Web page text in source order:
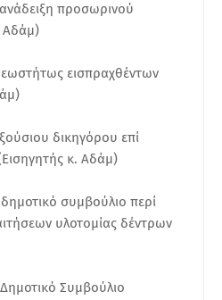
προσωρινού
Αδάμ)
εισπραχθέντων
δικηγόρου επί
κ. Αδάμ)
συμβούλιο περί
υλοτομίας δέντρων
Συμβούλιο